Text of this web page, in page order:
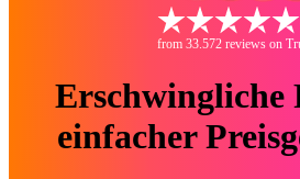
from 33.572 reviews on
Erschwingliche
einfacher